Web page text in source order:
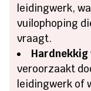
leidingwerk,
vuilophoping
vraagt.
veroorzaakt
leidingwerk of